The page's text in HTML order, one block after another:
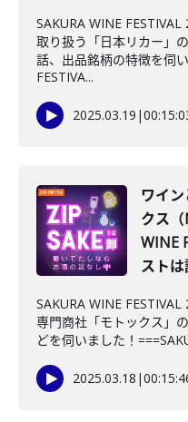
SAKURA WINE
取り扱う「日本リカー」
話、出品銘柄の特徴を伺
FESTIVA...
2025.03.19 |
ワイ
クス
WINE
ストは
SAKURA WINE
専門商社「モトックス」
どを伺いました！
2025.03.18 |